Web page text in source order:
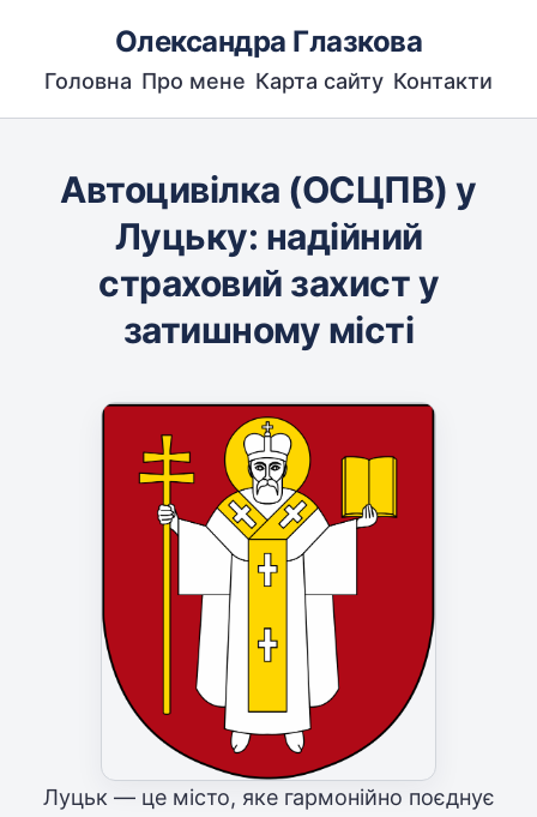
Олександра Глазкова
Головна Про мене Карта сайту Контакти
Автоцивілка (ОСЦПВ) у
Луцьку: надійний
страховий захист у
затишному місті
Луцьк — це місто, яке гармонійно поєднує